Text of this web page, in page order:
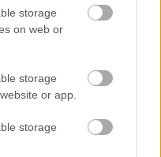
storage
on web or
storage
or app.
storage
a
patrí horák a
Niektorí